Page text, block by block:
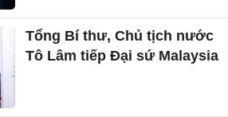
Tổng Bí thư, Chủ tịch nước
Tô Lâm tiếp Đại sứ Malaysia